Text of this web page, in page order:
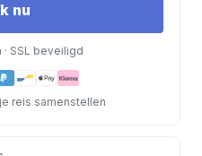
nu
SSL beveiligd
reis samenstellen